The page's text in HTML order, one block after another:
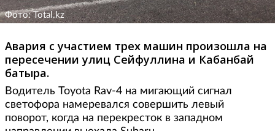
Фото: Total.kz
Авария с участием трех машин произошла на
пересечении улиц Сейфуллина и Кабанбай
батыра.
Водитель Toyota Rav-4 на мигающий сигнал
светофора намеревался совершить левый
поворот, когда на перекресток в западном